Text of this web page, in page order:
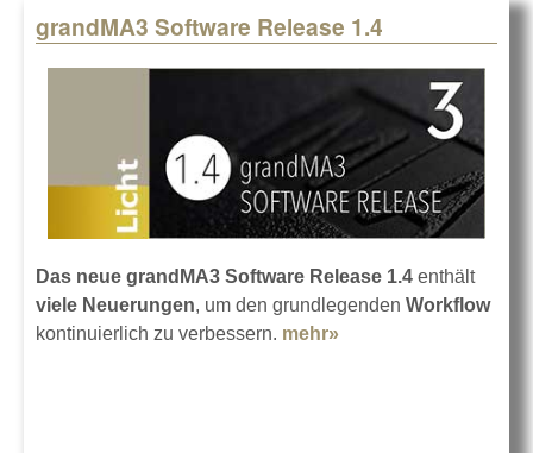
grandMA3 Software Release 1.4
Das neue grandMA3 Software Release 1.4 enthält
viele Neuerungen, um den grundlegenden Workflow
kontinuierlich zu verbessern. mehr»
Pages